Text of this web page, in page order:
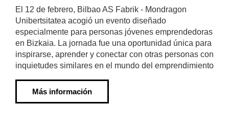
El 12 de febrero, Bilbao AS Fabrik - Mondragon
Unibertsitatea acogió un evento diseñado
especialmente para personas jóvenes emprendedoras
en Bizkaia. La jornada fue una oportunidad única para
inspirarse, aprender y conectar con otras personas con
inquietudes similares en el mundo del emprendimiento
Más información